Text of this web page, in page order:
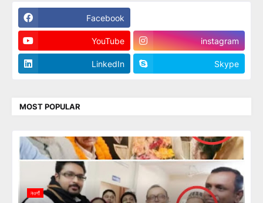
Facebook
YouTube instagram
LinkedIn Skype
MOST POPULAR
নওগাঁ